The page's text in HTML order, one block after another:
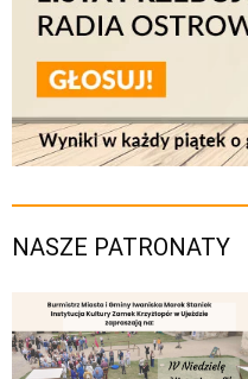
NASZE PATRONATY